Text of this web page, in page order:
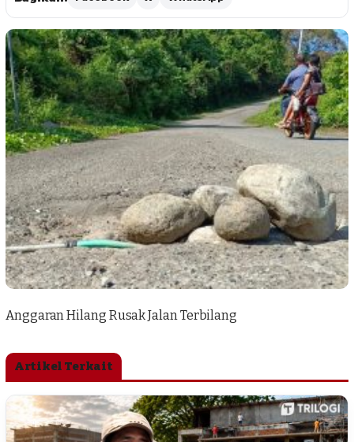
Anggaran Hilang Rusak Jalan Terbilang
Artikel Terkait